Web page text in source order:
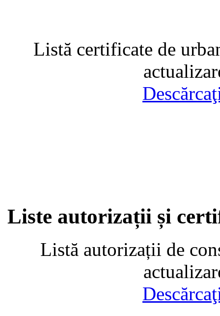
Listă certificate de
Liste autorizații și
Listă autorizații de